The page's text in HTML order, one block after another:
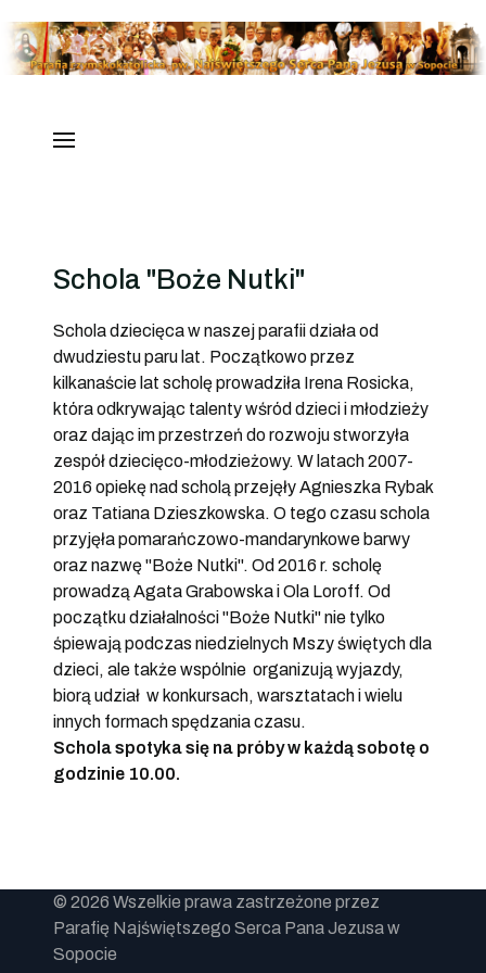
Schola "Boże Nutki"
Schola dziecięca w naszej parafii działa od
dwudziestu paru lat. Początkowo przez
kilkanaście lat scholę prowadziła Irena Rosicka,
która odkrywając talenty wśród dzieci i młodzieży
oraz dając im przestrzeń do rozwoju stworzyła
zespół dziecięco-młodzieżowy. W latach 2007-
2016 opiekę nad scholą przejęły Agnieszka Rybak
oraz Tatiana Dzieszkowska. O tego czasu schola
przyjęła pomarańczowo-mandarynkowe barwy
oraz nazwę "Boże Nutki". Od 2016 r. scholę
prowadzą Agata Grabowska i Ola Loroff. Od
początku działalności "Boże Nutki" nie tylko
śpiewają podczas niedzielnych Mszy świętych dla
dzieci, ale także wspólnie organizują wyjazdy,
biorą udział w konkursach, warsztatach i wielu
innych formach spędzania czasu.
Schola spotyka się na próby w każdą sobotę o
godzinie 10.00.
© 2026 Wszelkie prawa zastrzeżone przez
Parafię Najświętszego Serca Pana Jezusa w
Sopocie